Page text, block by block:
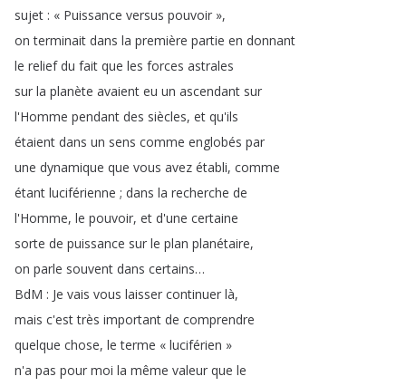
sujet : « Puissance versus pouvoir »,
on terminait dans la première partie en donnant
le relief du fait que les forces astrales
sur la planète avaient eu un ascendant sur
l'Homme pendant des siècles, et qu'ils
étaient dans un sens comme englobés par
une dynamique que vous avez établi, comme
étant luciférienne ; dans la recherche de
l'Homme, le pouvoir, et d'une certaine
sorte de puissance sur le plan planétaire,
on parle souvent dans certains…
BdM : Je vais vous laisser continuer là,
mais c'est très important de comprendre
quelque chose, le terme « luciférien »
n'a pas pour moi la même valeur que le